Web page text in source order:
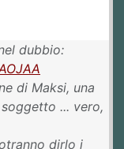
dubbio:
di Maksi, una
... vero,
dirlo i